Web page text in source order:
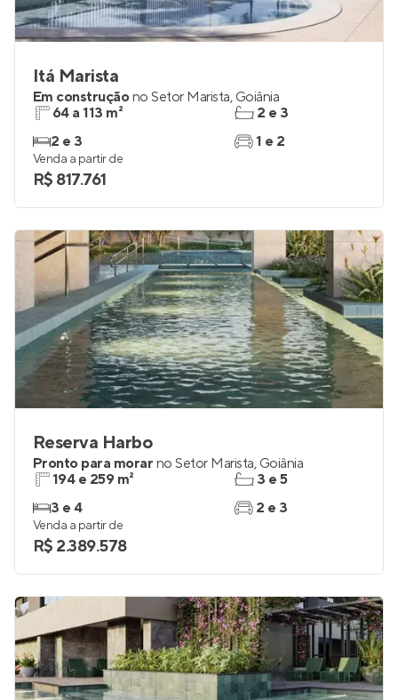
Itá Marista
Em construçãono Setor Marista, Goiânia
64 a 113 m²
2 e 3
2 e 3
1 e 2
Venda a partir de
R$ 817.761
Reserva Harbo
Pronto para morar no Setor Marista, Goiânia
194 e 259 m²
3 e 4
3 e 5
2 e 3
Venda a partir de
R$ 2.389.578